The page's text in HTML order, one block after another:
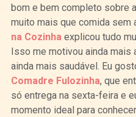
bom e bem completo sobre
muito mais que comida sem
na Cozinha explicou tudo
Isso me motivou ainda mais
ainda mais saudável. Eu
Comadre Fulozinha, que
só entrega na sexta-feira e
momento ideal para